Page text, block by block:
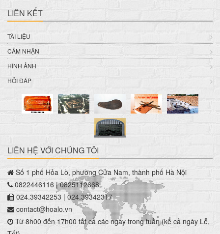
LIÊN KẾT
TÀI LIỆU
CẢM NHẬN
HÌNH ẢNH
HỎI ĐÁP
LIÊN HỆ VỚI CHÚNG TÔI
Số 1 phố Hỏa Lò, phường Cửa Nam, thành phố Hà Nội
0822446116 | 0825112668
024.39342253 | 024.39342317
contact@hoalo.vn
Từ 8h00 đến 17h00 tất cả các ngày trong tuần (kể cả ngày Lễ,